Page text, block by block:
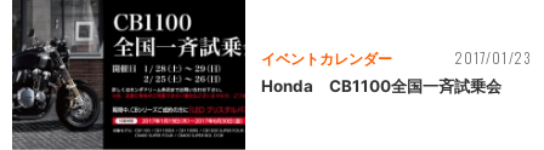
イベントカレンダー 2017/01/23
Honda CB1100全国一斉試乗会